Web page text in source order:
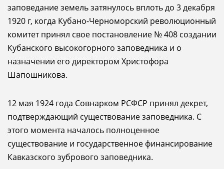
заповедание земель затянулось вплоть до 3 декабря
1920 г, когда Кубано-Черноморский революционный
комитет принял свое постановление № 408 создании
Кубанского высокогорного заповедника и о
назначении его директором Христофора
Шапошникова.
12 мая 1924 года Совнарком РСФСР принял декрет,
подтверждающий существование заповедника. С
этого момента началось полноценное
существование и государственное финансирование
Кавказского зубрового заповедника.